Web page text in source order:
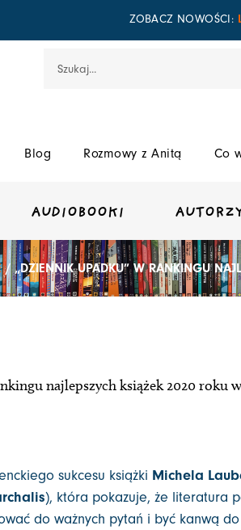
ZOBACZ NOWOŚCI:
Blog Rozmowy z Anitą Co
AUDIOBOOKI
/ „DZIENNIK UPADKU” W RANKINGU
najlepszych książek 2020 roku
sukcesu książki Michela
), która pokazuje, że literatura
do ważnych pytań i być kanwą